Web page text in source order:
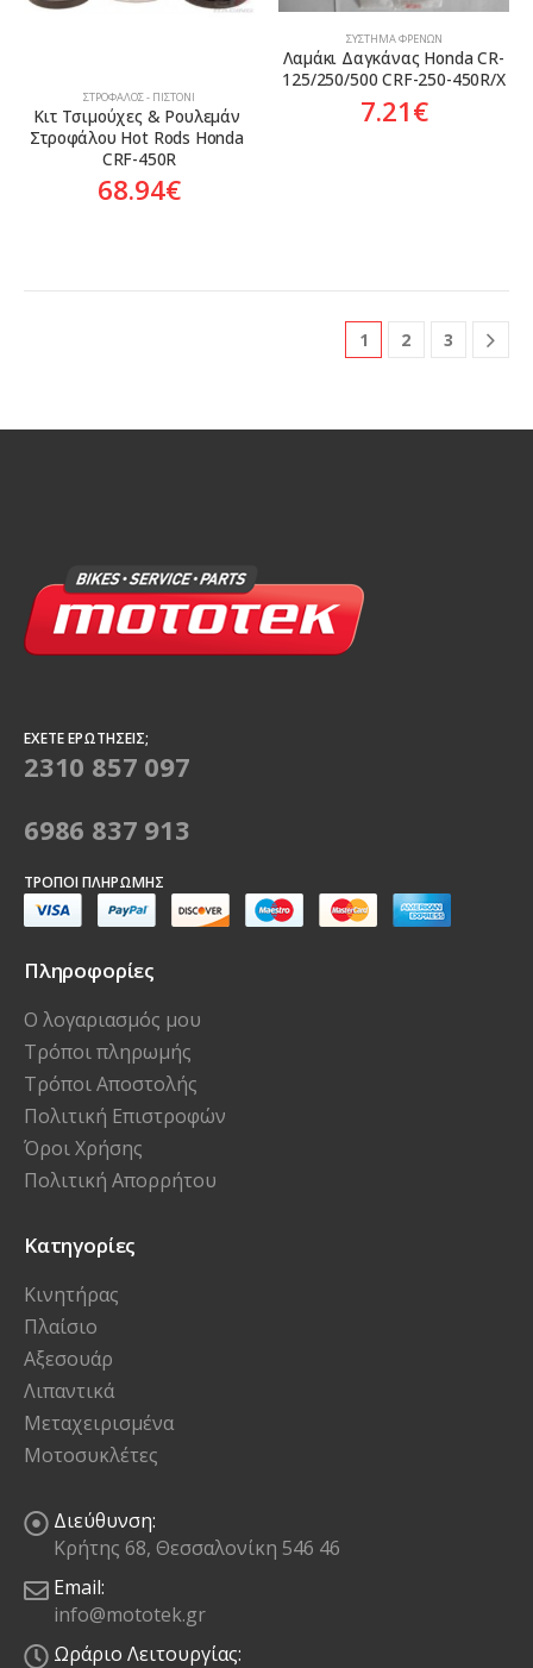
ΣΤΡΌΦΑΛΟΣ - ΠΙΣΤΌΝΙ
Κιτ Τσιμούχες & Ρουλεμάν
Στροφάλου Hot Rods Honda
CRF-450R
68.94€
ΣΎΣΤΗΜΑ ΦΡΈΝΩΝ
Λαμάκι Δαγκάνας Honda CR-
125/250/500 CRF-250-450R/X
7.21€
1 2 3
ΈΧΕΤΕ ΕΡΩΤΉΣΕΙΣ;
2310 857 097
6986 837 913
ΤΡΌΠΟΙ ΠΛΗΡΩΜΉΣ
Πληροφορίες
Ο λογαριασμός μου
Τρόποι πληρωμής
Τρόποι Αποστολής
Πολιτική Επιστροφών
Όροι Χρήσης
Πολιτική Απορρήτου
Κατηγορίες
Κινητήρας
Πλαίσιο
Αξεσουάρ
Λιπαντικά
Μεταχειρισμένα
Μοτοσυκλέτες
Διεύθυνση:
Κρήτης 68, Θεσσαλονίκη 546 46
Email:
info@mototek.gr
Ωράριο Λειτουργίας: